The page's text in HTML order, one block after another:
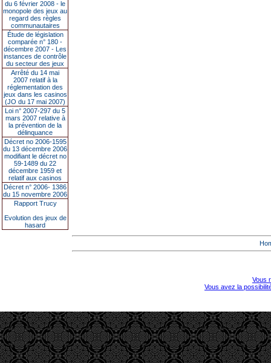
du 6 février 2008 - le
monopole des jeux au
regard des règles
communautaires
Étude de législation
comparée n° 180 -
décembre 2007 - Les
instances de contrôle
du secteur des jeux
Arrêté du 14 mai
2007 relatif à la
réglementation des
jeux dans les casinos
(JO du 17 mai 2007)
Loi n° 2007-297 du 5
mars 2007 relative à
la prévention de la
délinquance
Décret no 2006-1595
du 13 décembre 2006
modifiant le décret no
59-1489 du 22
décembre 1959 et
relatif aux casinos
Décret n° 2006- 1386
du 15 novembre 2006
Rapport Trucy
Evolution des jeux de
hasard
Vous
Vous avez la